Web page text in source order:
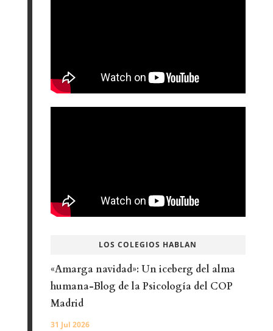
LOS COLEGIOS HABLAN
«Amarga navidad»: Un iceberg del alma
humana-Blog de la Psicología del COP
Madrid
31 Jul 2026